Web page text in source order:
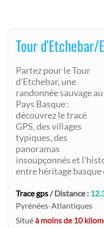
Tour
Partez pour le Tour
d’Etchebar, une
randonnée sauvage au
Pays Basque :
découvrez le tracé
GPS, des villages
typiques, des
panoramas
insoupçonnés et
entre héritage
Trace gps/ Distance :
Pyrénées-Atlantiques
Situéà moins de 10